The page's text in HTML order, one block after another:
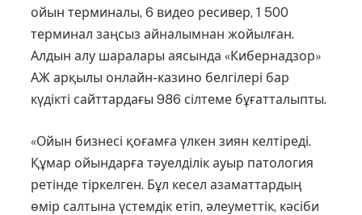
ойын терминалы, 6 видео ресивер, 1 500
терминал заңсыз айналымнан жойылған.
Алдын алу шаралары аясында «Кибернадзор»
АЖ арқылы онлайн-казино белгілері бар
күдікті сайттардағы 986 сілтеме бұғатталыпты.
«Ойын бизнесі қоғамға үлкен зиян келтіреді.
Құмар ойындар­ға тәуелділік ауыр патология
ре­тінде тіркелген. Бұл кесел аза­­мат­тардың
өмір салтына үстем­дік етіп, әлеуметтік, кәсіби